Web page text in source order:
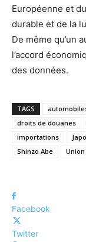
Européenne et
durable et de la
De même qu’un
l’accord
des données.
TAGS
droits de douanes
importations
Shinzo Abe
Facebook
Twitter